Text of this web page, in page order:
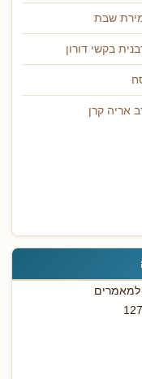
שבת
בקשי דורון
אריה קרן
למאמרים